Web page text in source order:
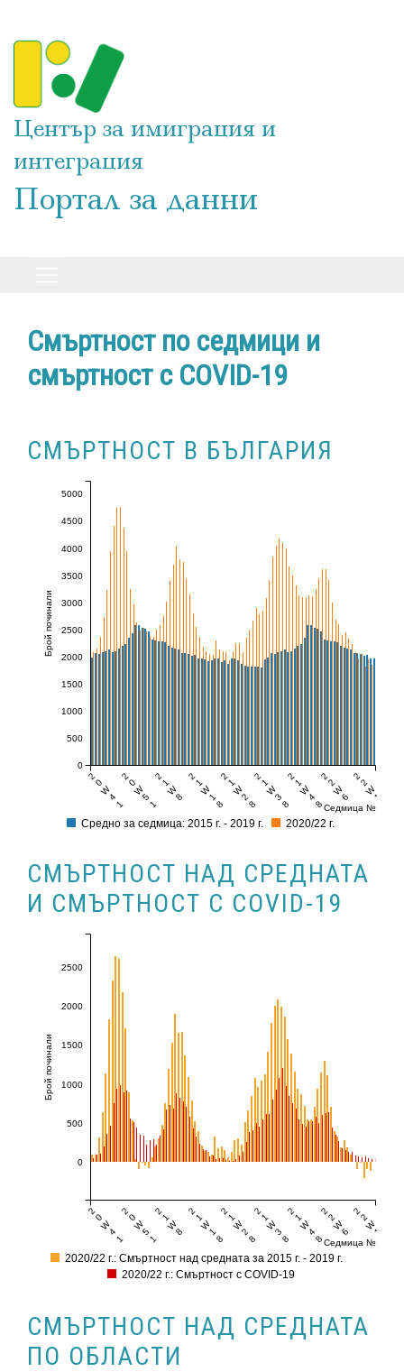
Център за имиграция и
интеграция
Портал за данни
Смъртност по седмици и
смъртност с COVID-19
СМЪРТНОСТ В БЪЛГАРИЯ
Седмица №
2
0
W4
1
2
0
W5
1
2
1
W8
2
1
W1
8
2
1
W2
8
2
1
W3
8
2
1
W4
8
2
2
W6
2
2
W1
Брой починали
0
500
1000
1500
2000
2500
3000
3500
4000
4500
5000
Средно за седмица: 2015 г. - 2019 г. 2020/22 г.
СМЪРТНОСТ НАД СРЕДНАТА
И СМЪРТНОСТ С COVID-19
Седмица №
2
0
W4
1
2
0
W5
1
2
1
W8
2
1
W1
8
2
1
W2
8
2
1
W3
8
2
1
W4
8
2
2
W6
2
2
W1
Брой починали
0
500
1000
1500
2000
2500
2020/22 г.: Смъртност над средната за 2015 г. - 2019 г.
2020/22 г.: Смъртност с COVID-19
СМЪРТНОСТ НАД СРЕДНАТА
ПО ОБЛАСТИ